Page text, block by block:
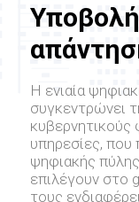
Η ενιαία
συγκεντρώνει
κυβερνητικούς
υπηρεσίες, που
ψηφιακής
επιλέγουν στο
τους